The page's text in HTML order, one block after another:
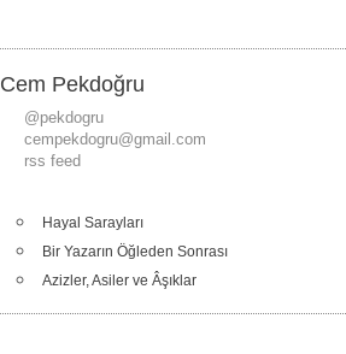
Cem Pekdoğru
@pekdogru
cempekdogru@gmail.com
rss feed
Hayal Sarayları
Bir Yazarın Öğleden Sonrası
Azizler, Asiler ve Âşıklar